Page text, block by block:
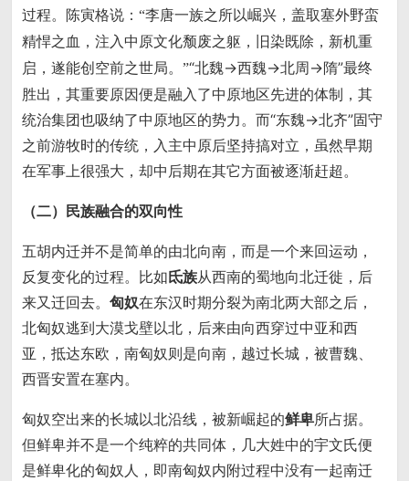
过程。陈寅格说：“李唐一族之所以崛兴，盖取塞外野蛮
精悍之血，注入中原文化颓废之躯，旧染既除，新机重
启，遂能创空前之世局。”“北魏→西魏→北周→隋”最终
胜出，其重要原因便是融入了中原地区先进的体制，其
统治集团也吸纳了中原地区的势力。而“东魏→北齐”固守
之前游牧时的传统，入主中原后坚持搞对立，虽然早期
在军事上很强大，却中后期在其它方面被逐渐赶超。
（二）民族融合的双向性
五胡内迁并不是简单的由北向南，而是一个来回运动，
反复变化的过程。比如氐族从西南的蜀地向北迁徙，后
来又迁回去。匈奴在东汉时期分裂为南北两大部之后，
北匈奴逃到大漠戈壁以北，后来由向西穿过中亚和西
亚，抵达东欧，南匈奴则是向南，越过长城，被曹魏、
西晋安置在塞内。
匈奴空出来的长城以北沿线，被新崛起的鲜卑所占据。
但鲜卑并不是一个纯粹的共同体，几大姓中的宇文氏便
是鲜卑化的匈奴人，即南匈奴内附过程中没有一起南迁